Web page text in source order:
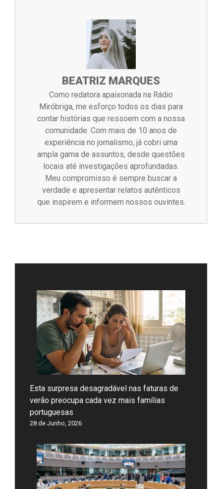
BEATRIZ MARQUES
Como redatora apaixonada na Rádio
Miróbriga, me esforço todos os dias para
contar histórias que ressoem com a nossa
comunidade. Com mais de 10 anos de
experiência no jornalismo, já cobri uma
ampla gama de assuntos, desde questões
locais até investigações aprofundadas.
Meu compromisso é sempre buscar a
verdade e apresentar relatos autênticos
que inspirem e informem nossos ouvintes.
Esta surpresa desagradável nas faturas de
verão preocupa cada vez mais famílias
portuguesas
28 de Junho, 2026